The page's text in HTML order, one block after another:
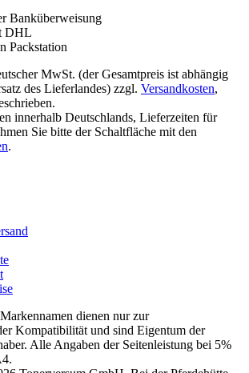
MwSt. (der Gesamtpreis ist abhängig
des Lieferlandes) zzgl. Versandkosten,
innerhalb Deutschlands, Lieferzeiten für
Sie bitte der Schaltfläche mit den
.
dienen nur zur
Kompatibilität und sind Eigentum der
Alle Angaben der Seitenleistung bei 5%